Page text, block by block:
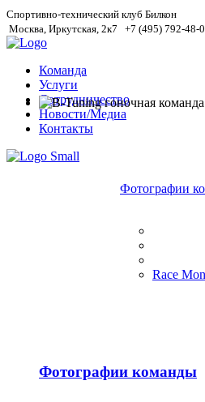
Спортивно-технический клуб Билкон
Москва, Иркутская, 2к7
+7 (495) 792-48-
Команда
Услуги
Сотрудничество
Новости/Медиа
Контакты
Фотографии
Race
Фотографии команды